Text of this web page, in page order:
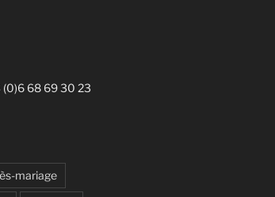
(0)6 68 69 30 23
mariage